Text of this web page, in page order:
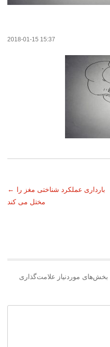
2018-01-15 15:37
← بارداری عملکرد شناختی مغز را
مختل می کند
بخش‌های موردنیاز علامت‌گذاری